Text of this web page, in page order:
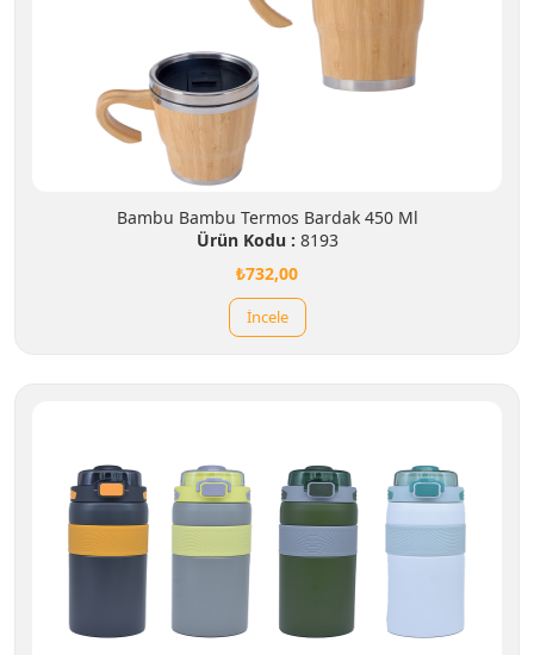
Bambu Bambu Termos Bardak 450 Ml
Ürün Kodu : 8193
₺732,00
İncele